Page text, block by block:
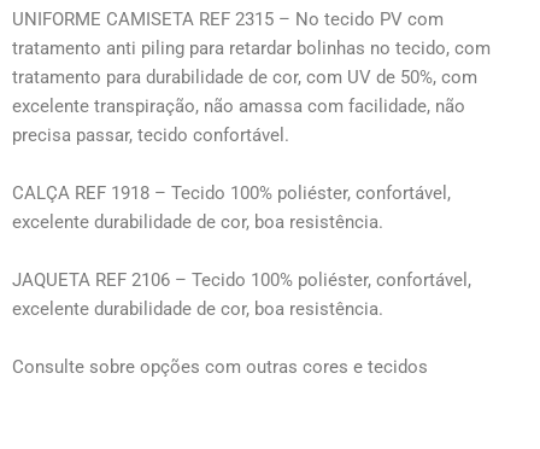
UNIFORME CAMISETA REF 2315 – No tecido PV com
tratamento anti piling para retardar bolinhas no tecido, com
tratamento para durabilidade de cor, com UV de 50%, com
excelente transpiração, não amassa com facilidade, não
precisa passar, tecido confortável.
CALÇA REF 1918 – Tecido 100% poliéster, confortável,
excelente durabilidade de cor, boa resistência.
JAQUETA REF 2106 – Tecido 100% poliéster, confortável,
excelente durabilidade de cor, boa resistência.
Consulte sobre opções com outras cores e tecidos